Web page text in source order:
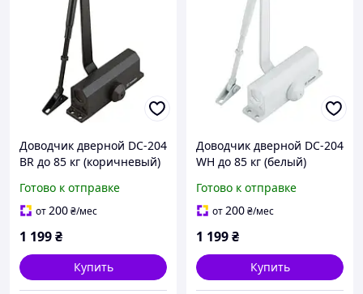
Доводчик дверной DC-204
BR до 85 кг (коричневый)
Готово к отправке
от200₴/мес
1 199₴
Купить
Доводчик дверной DC-204
WH до 85 кг (белый)
Готово к отправке
от200₴/мес
1 199₴
Купить